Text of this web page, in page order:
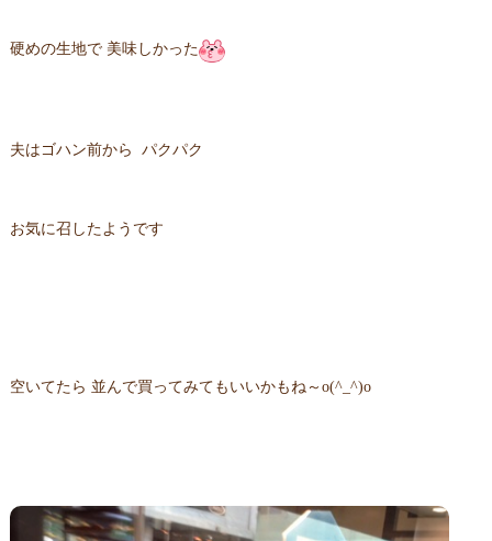
硬めの生地で 美味しかった
夫はゴハン前から パクパク
お気に召したようです
空いてたら 並んで買ってみてもいいかもね～o(^_^)o